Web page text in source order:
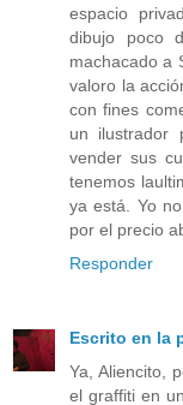
espacio
dibujo poco
machacado a
valoro la
con fines
un ilustrador
vender sus
tenemos
ya está. Yo
por el precio
Responder
Escrito en la
Ya, Aliencito,
el graffiti en